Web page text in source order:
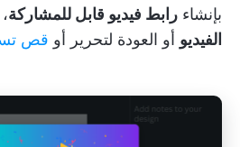
بإنشاء رابط فيديو قابل للمشاركة
الفيديو أو العودة لتحرير أو قص